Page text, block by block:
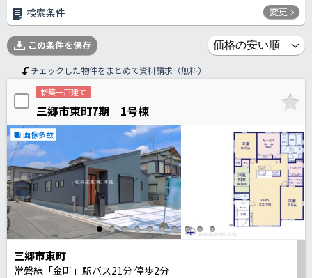
検索条件 変更
この条件を保存
チェックした物件をまとめて資料請求（無料）
新築一戸建て
三郷市東町7期 1号棟
画像多数
三郷市東町
常磐線「金町」駅バス21分 停歩2分